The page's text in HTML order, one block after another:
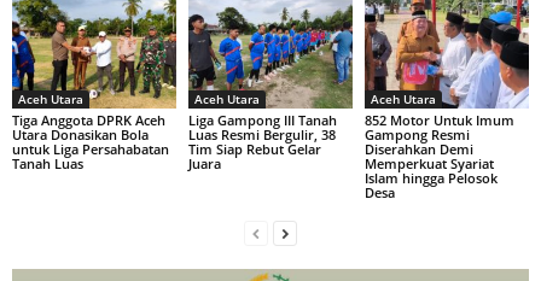
Aceh Utara
Tiga Anggota DPRK Aceh
Utara Donasikan Bola
untuk Liga Persahabatan
Tanah Luas
Aceh Utara
Liga Gampong III Tanah
Luas Resmi Bergulir, 38
Tim Siap Rebut Gelar
Juara
Aceh Utara
852 Motor Untuk Imum
Gampong Resmi
Diserahkan Demi
Memperkuat Syariat
Islam hingga Pelosok
Desa